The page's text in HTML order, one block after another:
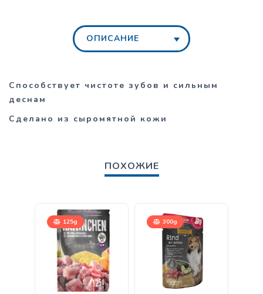
ОПИСАНИЕ
Способствует чистоте зубов и сильным
деснам
Сделано из сыромятной кожи
ПОХОЖИЕ
125g 300g